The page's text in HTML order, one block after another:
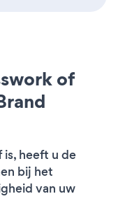
of
heeft u de
bij het
van uw